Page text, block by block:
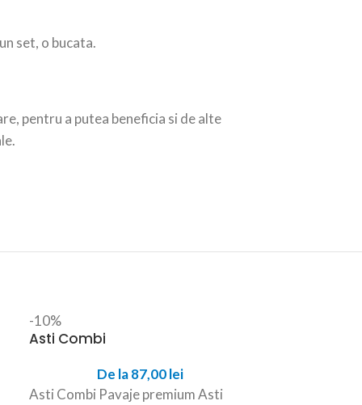
set, o bucata.
pentru a putea beneficia si de alte
-10%
Asti Combi
De la 87,00lei
Asti Combi Pavaje premium Asti